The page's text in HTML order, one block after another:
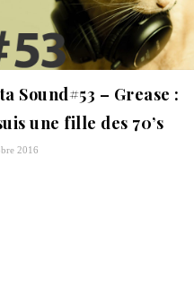
Sound#53 – Grease :
une fille des 70’s
2016